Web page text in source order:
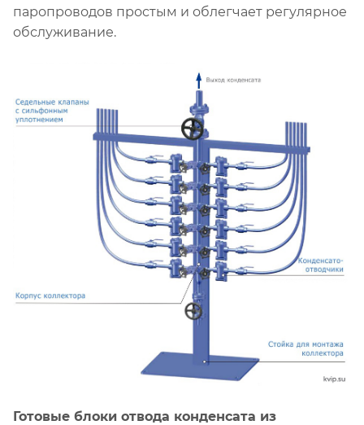
паропроводов простым и облегчает регулярное
обслуживание.
Готовые блоки отвода конденсата из